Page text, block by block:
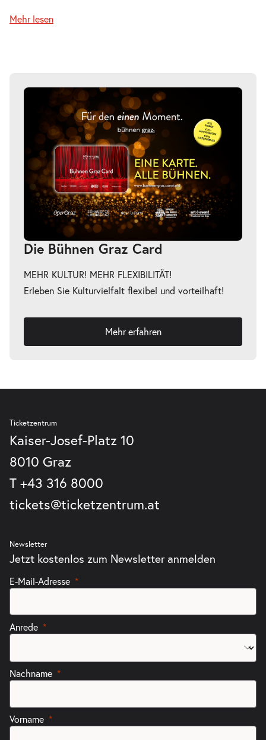
Mehr lesen
Die Bühnen Graz Card
MEHR KULTUR! MEHR FLEXIBILITÄT!
Erleben Sie Kulturvielfalt flexibel und vorteilhaft!
Mehr erfahren
Ticketzentrum
Kaiser-Josef-Platz 10
8010 Graz
T +43 316 8000
tickets@ticketzentrum.at
Newsletter
Jetzt kostenlos zum Newsletter anmelden
E-Mail-Adresse
Anrede
Nachname
Vorname